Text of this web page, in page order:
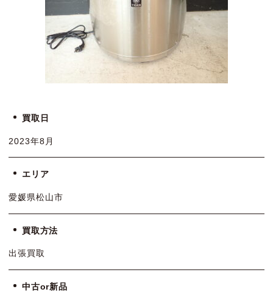
買取日
2023年8月
エリア
愛媛県松山市
買取方法
出張買取
中古or新品